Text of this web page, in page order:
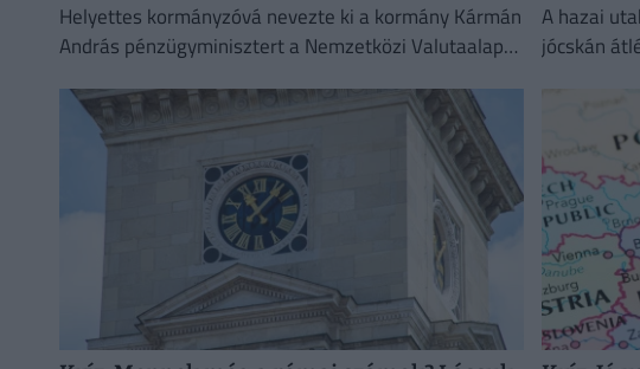
Helyettes kormányzóvá nevezte ki a kormány Kármán
András pénzügyminisztert a Nemzetközi Valutaalap
A hazai
jócskán